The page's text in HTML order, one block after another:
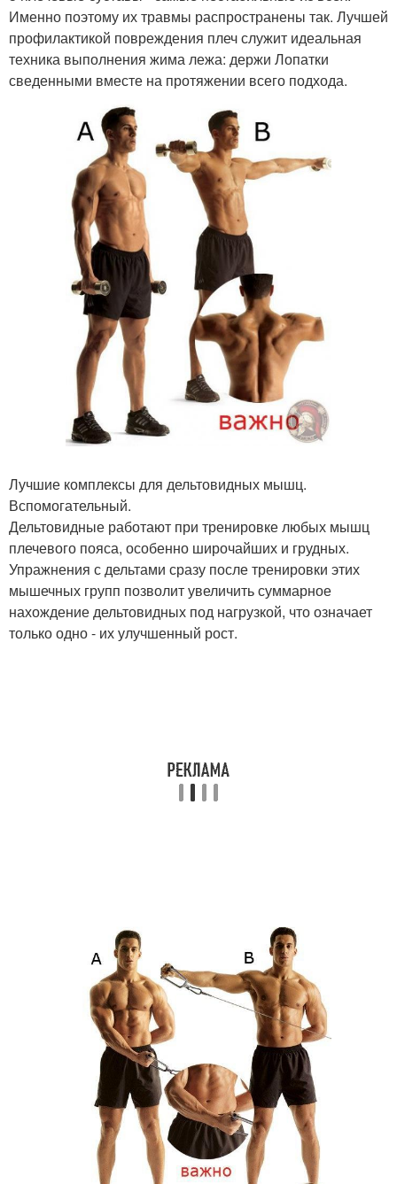
Именно поэтому их травмы распространены так. Лучшей
профилактикой повреждения плеч служит идеальная
техника выполнения жима лежа: держи Лопатки
сведенными вместе на протяжении всего подхода.
Лучшие комплексы для дельтовидных мышц.
Вспомогательный.
Дельтовидные работают при тренировке любых мышц
плечевого пояса, особенно широчайших и грудных.
Упражнения с дельтами сразу после тренировки этих
мышечных групп позволит увеличить суммарное
нахождение дельтовидных под нагрузкой, что означает
только одно - их улучшенный рост.